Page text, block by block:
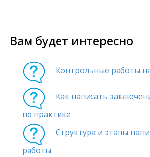
Вам будет интересно
Контрольные работы
Как написать
по практике
Структура и этапы
работы